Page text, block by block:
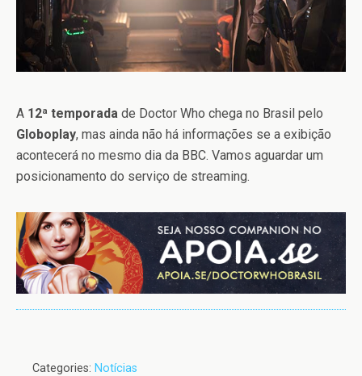
A 12ª temporada de Doctor Who chega no Brasil pelo
Globoplay, mas ainda não há informações se a exibição
acontecerá no mesmo dia da BBC. Vamos aguardar um
posicionamento do serviço de streaming.
Categories: Notícias